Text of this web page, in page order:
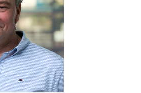
deze
vacature?)